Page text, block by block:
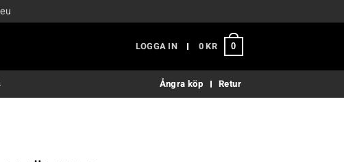
LOGGA IN
0KR 0
Ångra köp Retur